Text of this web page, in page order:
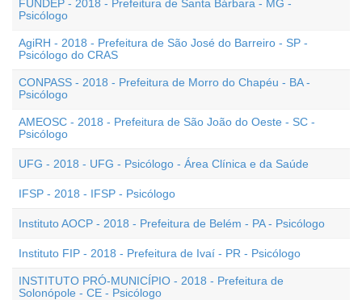
FUNDEP - 2018 - Prefeitura de Santa Bárbara - MG -
Psicólogo
AgiRH - 2018 - Prefeitura de São José do Barreiro - SP -
Psicólogo do CRAS
CONPASS - 2018 - Prefeitura de Morro do Chapéu - BA -
Psicólogo
AMEOSC - 2018 - Prefeitura de São João do Oeste - SC -
Psicólogo
UFG - 2018 - UFG - Psicólogo - Área Clínica e da Saúde
IFSP - 2018 - IFSP - Psicólogo
Instituto AOCP - 2018 - Prefeitura de Belém - PA - Psicólogo
Instituto FIP - 2018 - Prefeitura de Ivaí - PR - Psicólogo
INSTITUTO PRÓ-MUNICÍPIO - 2018 - Prefeitura de
Solonópole - CE - Psicólogo